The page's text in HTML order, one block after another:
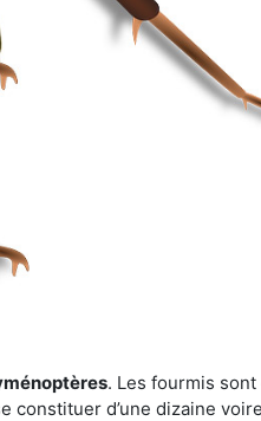
. Les fourmis sont
constituer d’une dizaine